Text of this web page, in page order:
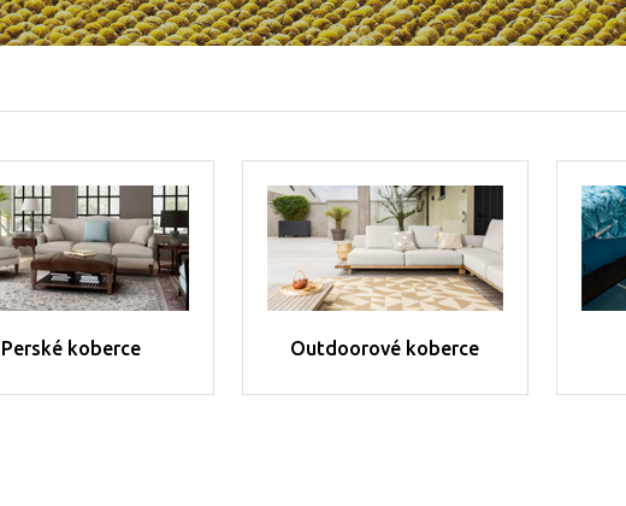
Perské koberce Outdoorové koberce